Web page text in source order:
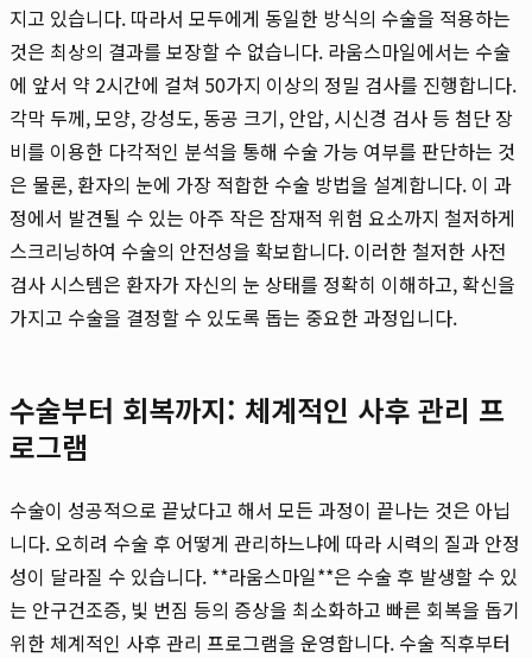
지고 있습니다. 따라서 모두에게 동일한 방식의 수술을 적용하는
것은 최상의 결과를 보장할 수 없습니다. 라움스마일에서는 수술
에 앞서 약 2시간에 걸쳐 50가지 이상의 정밀 검사를 진행합니다.
각막 두께, 모양, 강성도, 동공 크기, 안압, 시신경 검사 등 첨단 장
비를 이용한 다각적인 분석을 통해 수술 가능 여부를 판단하는 것
은 물론, 환자의 눈에 가장 적합한 수술 방법을 설계합니다. 이 과
정에서 발견될 수 있는 아주 작은 잠재적 위험 요소까지 철저하게
스크리닝하여 수술의 안전성을 확보합니다. 이러한 철저한 사전
검사 시스템은 환자가 자신의 눈 상태를 정확히 이해하고, 확신을
가지고 수술을 결정할 수 있도록 돕는 중요한 과정입니다.
수술부터 회복까지: 체계적인 사후 관리 프
로그램
수술이 성공적으로 끝났다고 해서 모든 과정이 끝나는 것은 아닙
니다. 오히려 수술 후 어떻게 관리하느냐에 따라 시력의 질과 안정
성이 달라질 수 있습니다. **라움스마일**은 수술 후 발생할 수 있
는 안구건조증, 빛 번짐 등의 증상을 최소화하고 빠른 회복을 돕기
위한 체계적인 사후 관리 프로그램을 운영합니다. 수술 직후부터